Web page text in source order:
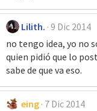
Lilith. 9 Dic 2014
no tengo idea, yo no
quien pidió que lo
sabe de que va eso.
eing 7 Dic 2014